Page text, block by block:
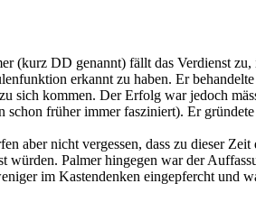
(kurz DD genannt) fällt das Verdienst
erkannt zu haben. Er
sich kommen. Der Erfolg war jedoch
früher immer fasziniert). Er
aber nicht vergessen, dass zu dieser
würden. Palmer hingegen war der
im Kastendenken eingepfercht und